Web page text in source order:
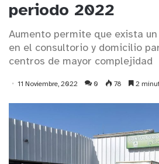
periodo 2022
Aumento permite que exista
en el consultorio y domicilio
centros de mayor complejidad
11 Noviembre, 2022 0 78 2